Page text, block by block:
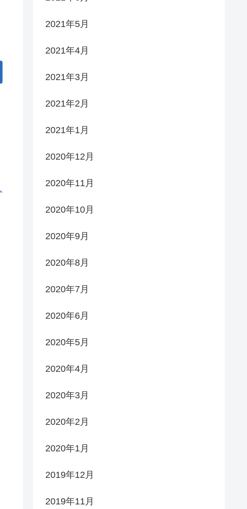
2021年5月
2021年4月
2021年3月
2021年2月
2021年1月
2020年12月
2020年11月
2020年10月
2020年9月
2020年8月
2020年7月
2020年6月
2020年5月
2020年4月
2020年3月
2020年2月
2020年1月
2019年12月
2019年11月